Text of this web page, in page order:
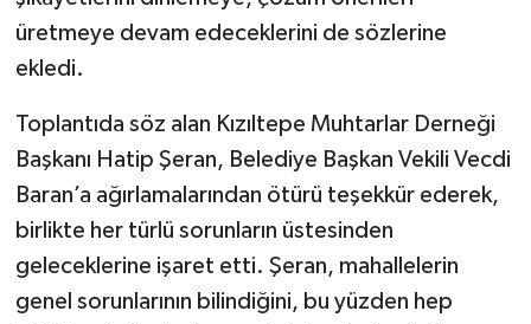
üretmeye devam edeceklerini de sözlerine
ekledi.
Toplantıda söz alan Kızıltepe Muhtarlar Derneği
Başkanı Hatip Şeran, Belediye Başkan Vekili Vecdi
Baran’a ağırlamalarından ötürü teşekkür ederek,
birlikte her türlü sorunların üstesinden
geleceklerine işaret etti. Şeran, mahallelerin
genel sorunlarının bilindiğini, bu yüzden hep